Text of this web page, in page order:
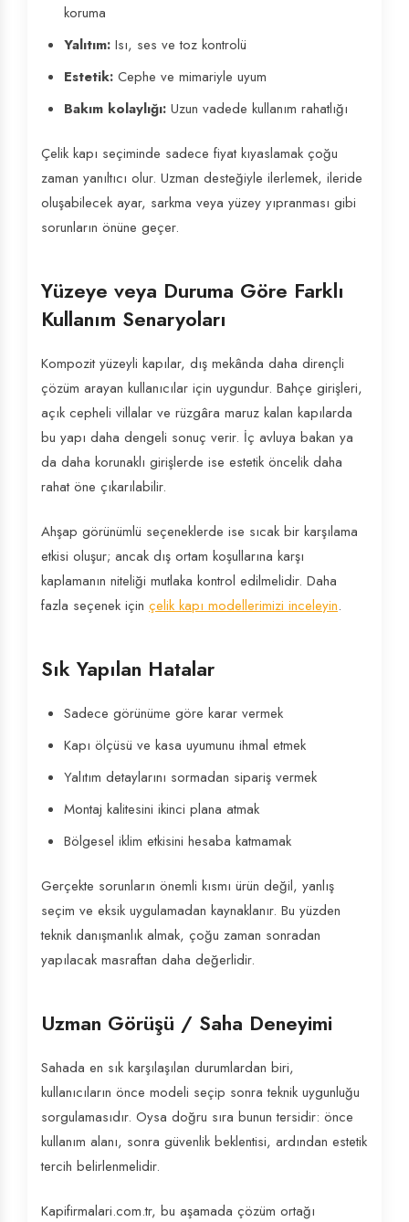
koruma
Yalıtım: Isı, ses ve toz kontrolü
Estetik: Cephe ve mimariyle uyum
Bakım kolaylığı: Uzun vadede kullanım rahatlığı
Çelik kapı seçiminde sadece fiyat kıyaslamak çoğu
zaman yanıltıcı olur. Uzman desteğiyle ilerlemek, ileride
oluşabilecek ayar, sarkma veya yüzey yıpranması gibi
sorunların önüne geçer.
Yüzeye veya Duruma Göre Farklı
Kullanım Senaryoları
Kompozit yüzeyli kapılar, dış mekânda daha dirençli
çözüm arayan kullanıcılar için uygundur. Bahçe girişleri,
açık cepheli villalar ve rüzgâra maruz kalan kapılarda
bu yapı daha dengeli sonuç verir. İç avluya bakan ya
da daha korunaklı girişlerde ise estetik öncelik daha
rahat öne çıkarılabilir.
Ahşap görünümlü seçeneklerde ise sıcak bir karşılama
etkisi oluşur; ancak dış ortam koşullarına karşı
kaplamanın niteliği mutlaka kontrol edilmelidir. Daha
fazla seçenek için çelik kapı modellerimizi inceleyin.
Sık Yapılan Hatalar
Sadece görünüme göre karar vermek
Kapı ölçüsü ve kasa uyumunu ihmal etmek
Yalıtım detaylarını sormadan sipariş vermek
Montaj kalitesini ikinci plana atmak
Bölgesel iklim etkisini hesaba katmamak
Gerçekte sorunların önemli kısmı ürün değil, yanlış
seçim ve eksik uygulamadan kaynaklanır. Bu yüzden
teknik danışmanlık almak, çoğu zaman sonradan
yapılacak masraftan daha değerlidir.
Uzman Görüşü / Saha Deneyimi
Sahada en sık karşılaşılan durumlardan biri,
kullanıcıların önce modeli seçip sonra teknik uygunluğu
sorgulamasıdır. Oysa doğru sıra bunun tersidir: önce
kullanım alanı, sonra güvenlik beklentisi, ardından estetik
tercih belirlenmelidir.
Kapifirmalari.com.tr, bu aşamada çözüm ortağı